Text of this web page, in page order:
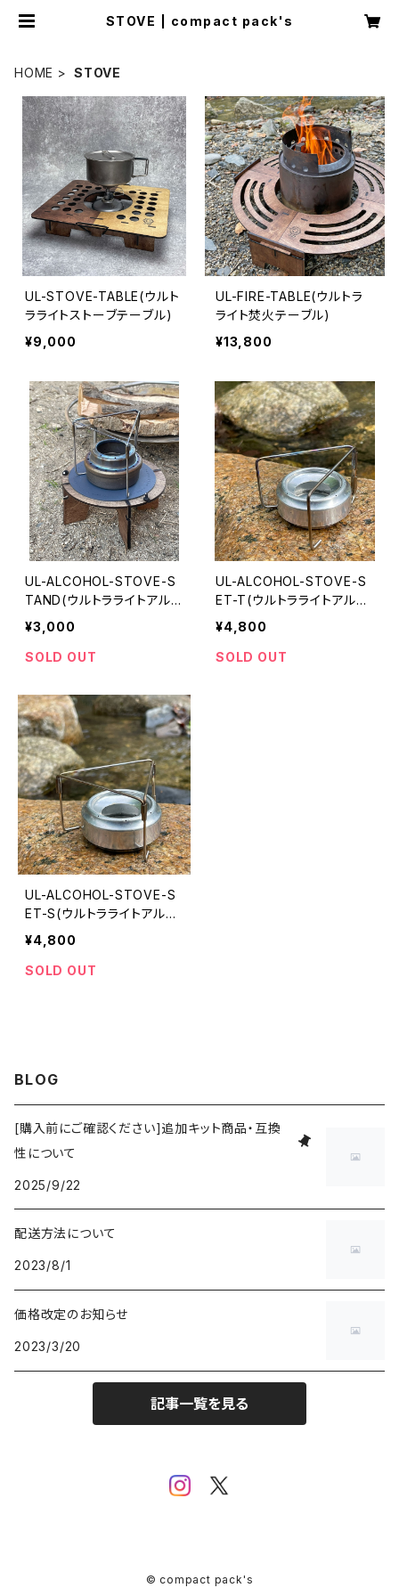
STOVE | compact pack's
HOME STOVE
UL-STOVE-TABLE(ウルト
ラライトストーブテーブル)
¥9,000
UL-FIRE-TABLE(ウルトラ
ライト焚火テーブル)
¥13,800
UL-ALCOHOL-STOVE-S
TAND(ウルトラライトアルコ
ールストーブ五徳)
¥3,000
SOLD OUT
UL-ALCOHOL-STOVE-S
ET-T(ウルトラライトアルス
トセット-チタン)
¥4,800
SOLD OUT
UL-ALCOHOL-STOVE-S
ET-S(ウルトラライトアルス
トセット-ステン)
¥4,800
SOLD OUT
BLOG
[購入前にご確認ください]追加キット商品・互換
性について
2025/9/22
配送方法について
2023/8/1
価格改定のお知らせ
2023/3/20
記事一覧を見る
© compact pack's